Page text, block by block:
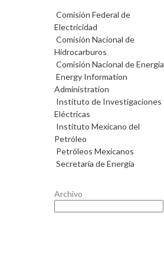
Comisión Federal de
Electricidad
Comisión Nacional de
Hidrocarburos
Comisión Nacional de Energía
Energy Information
Administration
Instituto de Investigaciones
Eléctricas
Instituto Mexicano del
Petróleo
Petróleos Mexicanos
Secretaría de Energía
Archivo